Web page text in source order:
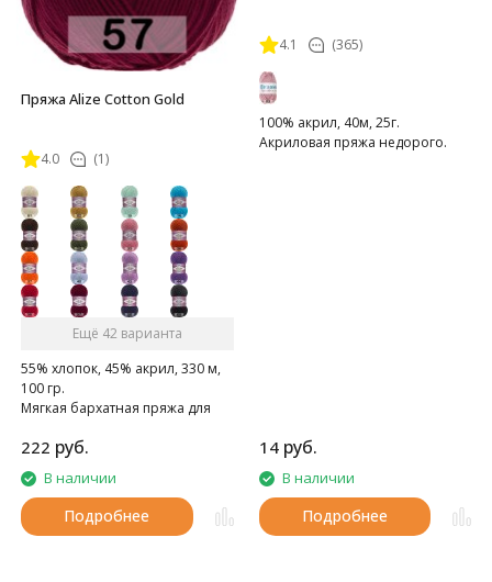
Пряжа Alize Cotton Gold
4.0 (1)
Ещё 42 варианта
55% хлопок, 45% акрил, 330 м,
100 гр.
Мягкая бархатная пряжа для
222 руб.
В наличии
Подробнее
4.1 (365)
100% акрил, 40м, 25г.
Акриловая пряжа недорого.
14 руб.
В наличии
Подробнее